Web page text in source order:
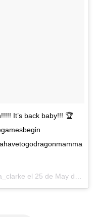
It’s back baby!!! 🏆
el 25 de May de 2017 a la(s) 12:10 PDT